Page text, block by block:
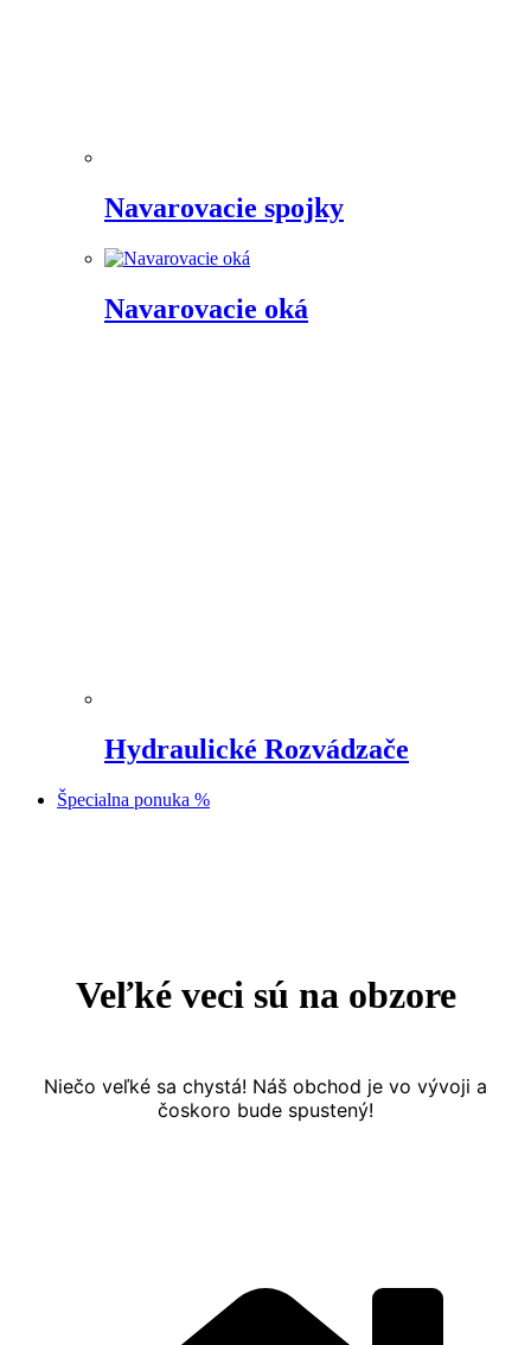
Navarovacie spojky
Navarovacie oká
Hydraulické Rozvádzače
Špecialna ponuka %
Veľké veci sú na obzore
Niečo veľké sa chystá! Náš obchod je vo vývoji a
čoskoro bude spustený!